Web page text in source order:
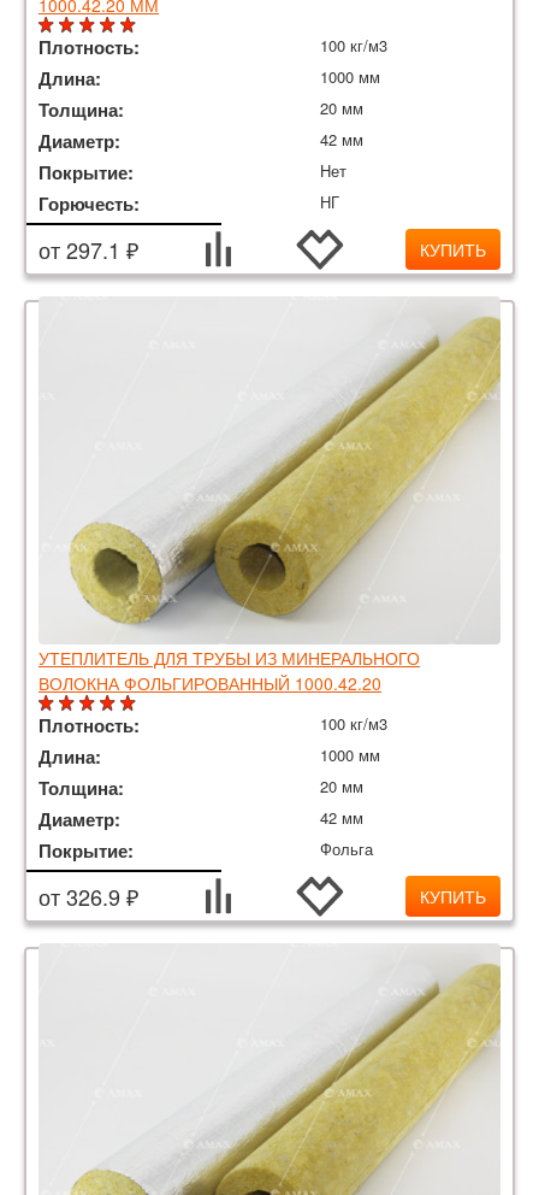
Плотность: 100 кг/м3
Длина: 1000 мм
Толщина: 20 мм
Диаметр: 42 мм
Покрытие: Нет
Горючесть: НГ
от 297.1 ₽ КУПИТЬ
УТЕПЛИТЕЛЬ ДЛЯ ТРУБЫ ИЗ МИНЕРАЛЬНОГО
ВОЛОКНА ФОЛЬГИРОВАННЫЙ 1000.42.20
Плотность: 100 кг/м3
Длина: 1000 мм
Толщина: 20 мм
Диаметр: 42 мм
Покрытие: Фольга
от 326.9 ₽ КУПИТЬ